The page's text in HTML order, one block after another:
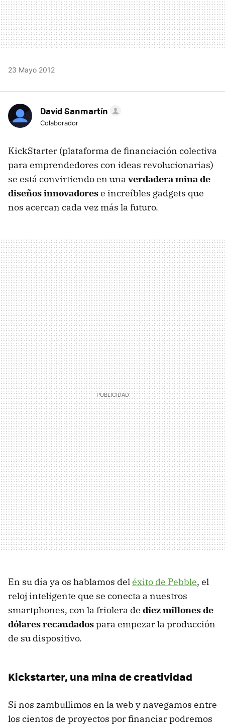
23 Mayo 2012
David Sanmartín
Colaborador
KickStarter (plataforma de financiación colectiva
para emprendedores con ideas revolucionarias)
se está convirtiendo en una verdadera mina de
diseños innovadorese increíbles gadgets que
nos acercan cada vez más la futuro.
En su día ya os hablamos deléxito de Pebble, el
reloj inteligente que se conecta a nuestros
smartphones, con la friolera de diez millones de
dólares recaudadospara empezar la producción
de su dispositivo.
Kickstarter, una mina de creatividad
Si nos zambullimos en la web y navegamos entre
los cientos de proyectos por financiar podremos